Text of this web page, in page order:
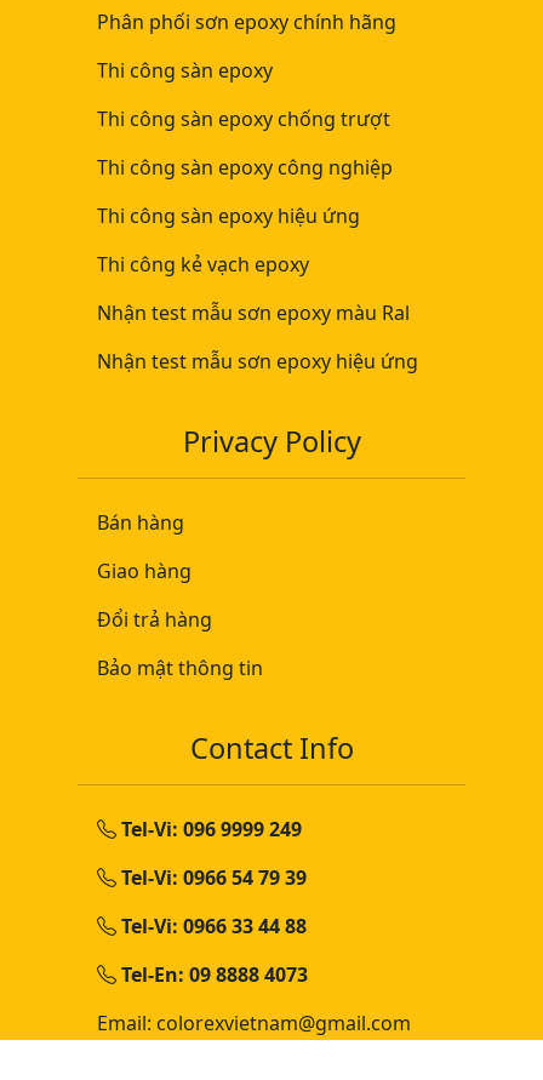
Phân phối sơn epoxy chính hãng
Thi công sàn epoxy
Thi công sàn epoxy chống trượt
Thi công sàn epoxy công nghiệp
Thi công sàn epoxy hiệu ứng
Thi công kẻ vạch epoxy
Nhận test mẫu sơn epoxy màu Ral
Nhận test mẫu sơn epoxy hiệu ứng
Privacy Policy
Bán hàng
Giao hàng
Đổi trả hàng
Bảo mật thông tin
Contact Info
Tel-Vi: 096 9999 249
Tel-Vi: 0966 54 79 39
Tel-Vi: 0966 33 44 88
Tel-En: 09 8888 4073
Email: colorexvietnam@gmail.com